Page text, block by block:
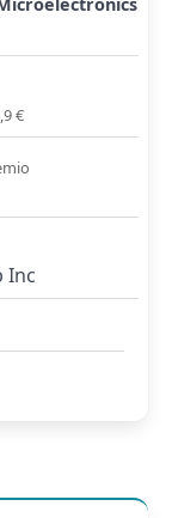
€
Inc